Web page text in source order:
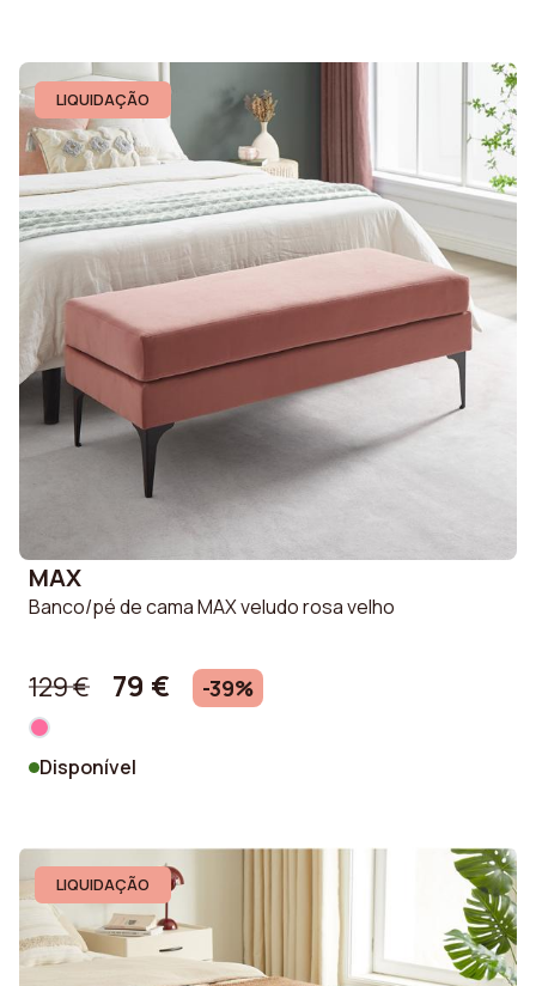
LIQUIDAÇÃO
MAX
Banco/pé de cama MAX veludo rosa velho
129 € 79 € -39%
Disponível
LIQUIDAÇÃO